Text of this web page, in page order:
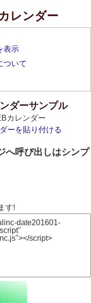
レンダー
表示
ついて
ダーサンプル
カレンダー
ーを貼り付ける
へ呼び出しはシンプ
す!